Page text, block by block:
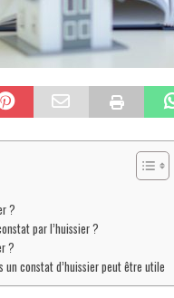
?
par l’huissier ?
?
un constat d’huissier peut être utile